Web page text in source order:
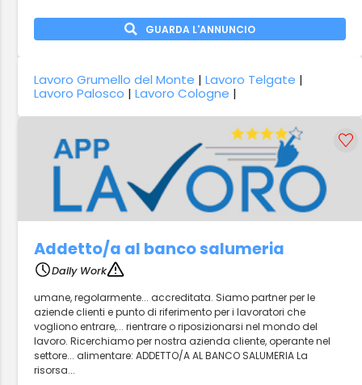
GUARDA L'ANNUNCIO
Lavoro Grumello del Monte |Lavoro Telgate |
Lavoro Palosco |Lavoro Cologne |
Addetto/a al banco salumeria
Daily Work
umane, regolarmente... accreditata. Siamo partner per le
aziende clienti e punto di riferimento per i lavoratori che
vogliono entrare,... rientrare o riposizionarsi nel mondo del
lavoro. Ricerchiamo per nostra azienda cliente, operante nel
settore... alimentare: ADDETTO/A AL BANCO SALUMERIA La
risorsa...